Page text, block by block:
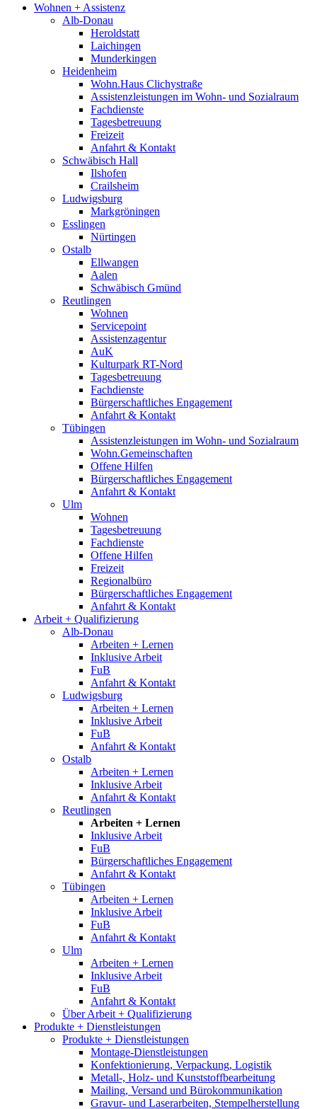
Wohnen + Assistenz
Alb-Donau
Heroldstatt
Laichingen
Munderkingen
Heidenheim
Wohn.Haus Clichystraße
Assistenzleistungen im Wohn- und Sozialraum
Fachdienste
Tagesbetreuung
Freizeit
Anfahrt & Kontakt
Schwäbisch Hall
Ilshofen
Crailsheim
Ludwigsburg
Markgröningen
Esslingen
Nürtingen
Ostalb
Ellwangen
Aalen
Schwäbisch Gmünd
Reutlingen
Wohnen
Servicepoint
Assistenzagentur
AuK
Kulturpark RT-Nord
Tagesbetreuung
Fachdienste
Bürgerschaftliches Engagement
Anfahrt & Kontakt
Tübingen
Assistenzleistungen im Wohn- und Sozialraum
Wohn.Gemeinschaften
Offene Hilfen
Bürgerschaftliches Engagement
Anfahrt & Kontakt
Ulm
Wohnen
Tagesbetreuung
Fachdienste
Offene Hilfen
Freizeit
Regionalbüro
Bürgerschaftliches Engagement
Anfahrt & Kontakt
Arbeit + Qualifizierung
Alb-Donau
Arbeiten + Lernen
Inklusive Arbeit
FuB
Anfahrt & Kontakt
Ludwigsburg
Arbeiten + Lernen
Inklusive Arbeit
FuB
Anfahrt & Kontakt
Ostalb
Arbeiten + Lernen
Inklusive Arbeit
Anfahrt & Kontakt
Reutlingen
Arbeiten + Lernen
Inklusive Arbeit
FuB
Bürgerschaftliches Engagement
Anfahrt & Kontakt
Tübingen
Arbeiten + Lernen
Inklusive Arbeit
FuB
Anfahrt & Kontakt
Ulm
Arbeiten + Lernen
Inklusive Arbeit
FuB
Anfahrt & Kontakt
Über Arbeit + Qualifizierung
Produkte + Dienstleistungen
Produkte + Dienstleistungen
Montage-Dienstleistungen
Konfektionierung, Verpackung, Logistik
Metall-, Holz- und Kunststoffbearbeitung
Mailing, Versand und Bürokommunikation
Gravur- und Laserarbeiten, Stempelherstellung